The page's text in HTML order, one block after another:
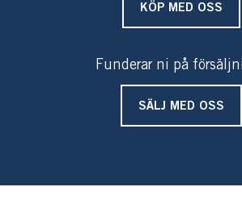
Vi befinner oss i en vacker skärgård
spännande öar och platser att besöka.
hela vägen ut till ytterskärgården och
KÖP MED OSS
Funderar ni på
SÄLJ MED OSS